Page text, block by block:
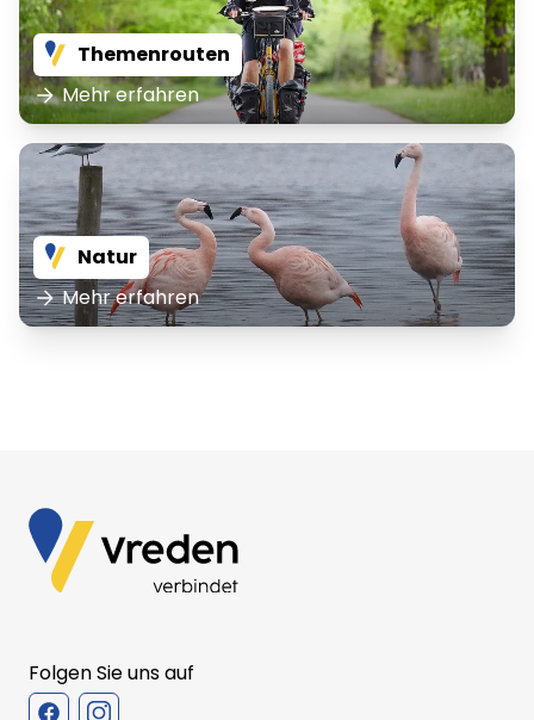
Themenrouten
Mehr erfahren
Natur
Mehr erfahren
Folgen Sie uns auf